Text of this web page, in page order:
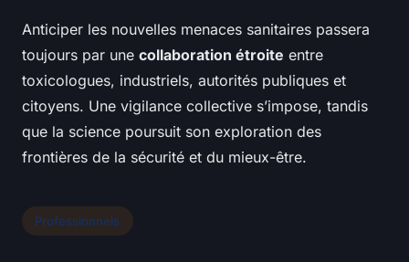
Anticiper les nouvelles menaces sanitaires passera
toujours par une collaboration étroite entre
toxicologues, industriels, autorités publiques et
citoyens. Une vigilance collective s’impose, tandis
que la science poursuit son exploration des
frontières de la sécurité et du mieux-être.
Professionnels